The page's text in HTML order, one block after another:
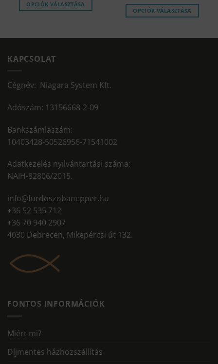
OPCIÓK VÁLASZTÁSA
OPCIÓK VÁLASZTÁSA
KAPCSOLAT
Cégnév: Niagara System Kft.
Adószám: 13156668-2-09
Bankszámlaszám:
10403428-50526956-71541002
Adatkezelés nyilvántartási száma:
NAIH-82806/2015.
info@furdoszobanepper.hu
+36 52 535 712
+36 70 940 2907
4030 Debrecen, Mikepércsi út 132.
FONTOS INFORMÁCIÓK
Miért mi?
Díjmentes házhozszállítás